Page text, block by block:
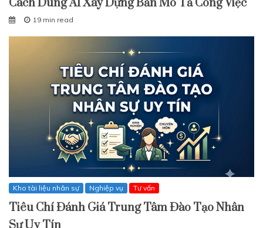
Cách Dùng AI Xây Dựng Bản Mô Tả Công Việc
19 min read
Kho tài liệu nhân sự Nghiệp vụ Tư vấn
Tiêu Chí Đánh Giá Trung Tâm Đào Tạo Nhân